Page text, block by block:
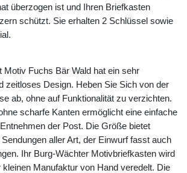
überzogen ist und Ihren Briefkasten
schützt. Sie erhalten 2 Schlüssel sowie
Motiv Fuchs Bär Wald hat ein sehr
zeitloses Design. Heben Sie Sich von der
ab, ohne auf Funktionalität zu verzichten.
scharfe Kanten ermöglicht eine einfache
der Post. Die Größe bietet
aller Art, der Einwurf fasst auch
Ihr Burg-Wächter Motivbriefkasten wird
kleinen Manufaktur von Hand veredelt. Die